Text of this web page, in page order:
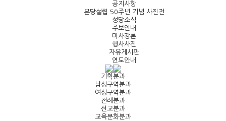
공지사항
본당설립 50주년 기념 사진전
성당소식
주보안내
미사강론
행사사진
자유게시판
연도안내
기획분과
남성구역분과
여성구역분과
전례분과
선교분과
교육문화분과